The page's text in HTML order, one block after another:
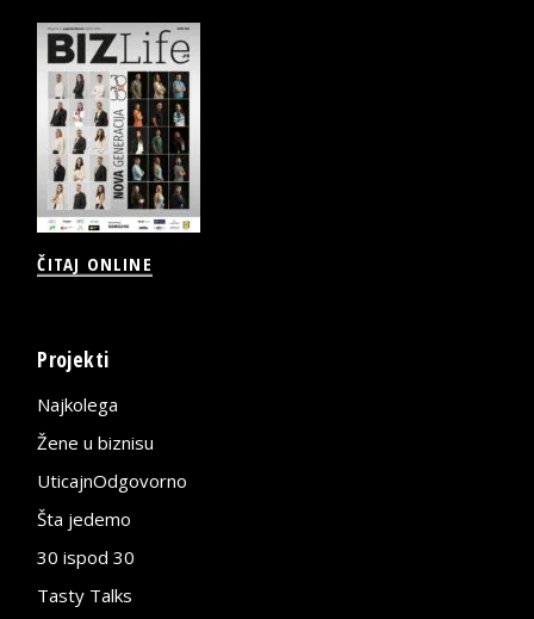
ČITAJ ONLINE
Projekti
Najkolega
Žene u biznisu
UticajnOdgovorno
Šta jedemo
30 ispod 30
Tasty Talks